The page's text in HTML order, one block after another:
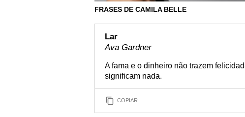
FRASES DE CAMILA BELLE
Lar
Ava Gardner
A fama e o dinheiro não trazem
significam nada.
COPIAR